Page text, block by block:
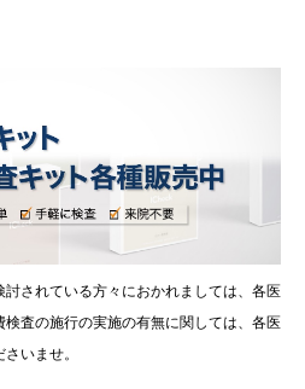
されている方々におかれましては、各医
査の施行の実施の有無に関しては、各医
いませ。